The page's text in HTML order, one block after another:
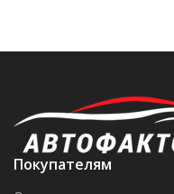
Покупателям